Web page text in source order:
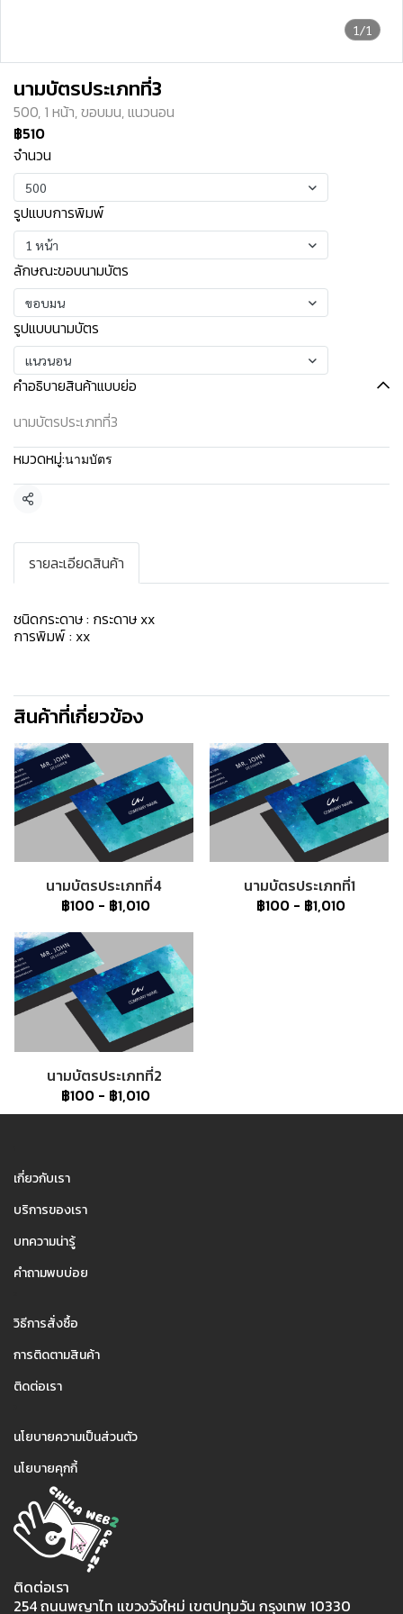
1/1
นามบัตรประเภทที่3
500, 1 หน้า, ขอบมน, แนวนอน
฿510
จำนวน
500
รูปแบบการพิมพ์
1 หน้า
ลักษณะขอบนามบัตร
ขอบมน
รูปแบบนามบัตร
แนวนอน
คำอธิบายสินค้าแบบย่อ
นามบัตรประเภทที่3
หมวดหมู่:นามบัตร
แชร์
รายละเอียดสินค้า
ชนิดกระดาษ : กระดาษ xx
การพิมพ์ : xx
สินค้าที่เกี่ยวข้อง
นามบัตรประเภทที่4
฿100 - ฿1,010
นามบัตรประเภทที่1
฿100 - ฿1,010
นามบัตรประเภทที่2
฿100 - ฿1,010
เกี่ยวกับเรา
บริการของเรา
บทความน่ารู้
คำถามพบบ่อย
วิธีการสั่งซื้อ
การติดตามสินค้า
ติดต่อเรา
นโยบายความเป็นส่วนตัว
นโยบายคุกกี้
ติดต่อเรา
254 ถนนพญาไท แขวงวังใหม่ เขตปทุมวัน กรุงเทพ 10330